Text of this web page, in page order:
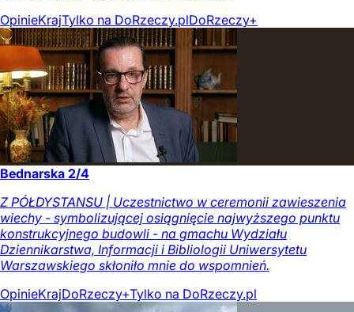
OpinieKrajTylko na DoRzeczy.plDoRzeczy+
Bednarska 2/4
Z PÓŁDYSTANSU | Uczestnictwo w ceremonii zawieszenia
wiechy - symbolizującej osiągnięcie najwyższego punktu
konstrukcyjnego budowli - na gmachu Wydziału
Dziennikarstwa, Informacji i Bibliologii Uniwersytetu
Warszawskiego skłoniło mnie do wspomnień.
OpinieKrajDoRzeczy+Tylko na DoRzeczy.pl